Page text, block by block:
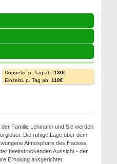
Doppelzi. p. Tag ab: 130€
Einzelzi. p. Tag ab: 110€
Familie Lehmann und Sie werden
Die ruhige Lage über dem
Atmosphäre des Hauses,
beeindruckenden Aussicht - der
Erholung ausgerichtet.